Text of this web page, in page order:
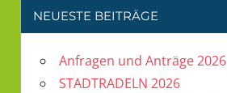
NEUESTE BEITRÄGE
Anfragen und Anträge 2026
STADTRADELN 2026